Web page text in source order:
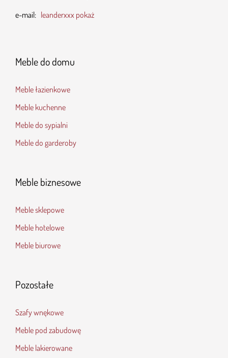
e-mail: leanderxxx pokaż
Meble do domu
Meble łazienkowe
Meble kuchenne
Meble do sypialni
Meble do garderoby
Meble biznesowe
Meble sklepowe
Meble hotelowe
Meble biurowe
Pozostałe
Szafy wnękowe
Meble pod zabudowę
Meble lakierowane